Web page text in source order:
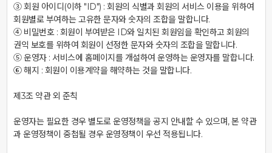
③ 회원 아이디(이하 "ID") : 회원의 식별과 회원의 서비스 이용을 위하여
회원별로 부여하는 고유한 문자와 숫자의 조합을 말합니다.
④ 비밀번호 : 회원이 부여받은 ID와 일치된 회원임을 확인하고 회원의
권익 보호를 위하여 회원이 선정한 문자와 숫자의 조합을 말합니다.
⑤ 운영자 : 서비스에 홈페이지를 개설하여 운영하는 운영자를 말합니다.
⑥ 해지 : 회원이 이용계약을 해약하는 것을 말합니다.
제3조 약관 외 준칙
운영자는 필요한 경우 별도로 운영정책을 공지 안내할 수 있으며, 본 약관
과 운영정책이 중첩될 경우 운영정책이 우선 적용됩니다.